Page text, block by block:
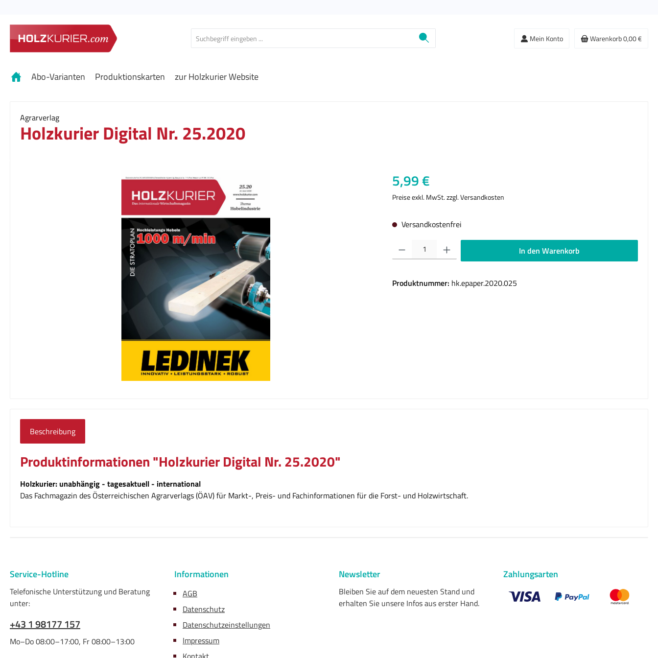
Mein Konto Warenkorb0,00 €
Abo-Varianten Produktionskarten zur Holzkurier Website
Agrarverlag
Holzkurier Digital Nr. 25.2020
Regulärer Preis:
5,99 €
Preise exkl. MwSt. zzgl. Versandkosten
Versandkostenfrei
Produkt Anzahl: Gib den gewünschten Wert ein oder benutze die Schaltflächen um die
In den Warenkorb
Produktnummer: hk.epaper.2020.025
Beschreibung
Produktinformationen "Holzkurier Digital Nr. 25.2020"
Holzkurier: unabhängig - tagesaktuell - international
Das Fachmagazin des Österreichischen Agrarverlags (ÖAV) für Markt-, Preis- und Fachinformationen für die Forst- und Holzwirtschaft.
Service-Hotline
Telefonische Unterstützung und Beratung
unter:
+43 1 98177 157
Mo–Do 08:00–17:00, Fr 08:00–13:00
Informationen
AGB
Datenschutz
Datenschutzeinstellungen
Impressum
Newsletter
Bleiben Sie auf dem neuesten Stand und
erhalten Sie unsere Infos aus erster Hand.
Zahlungsarten